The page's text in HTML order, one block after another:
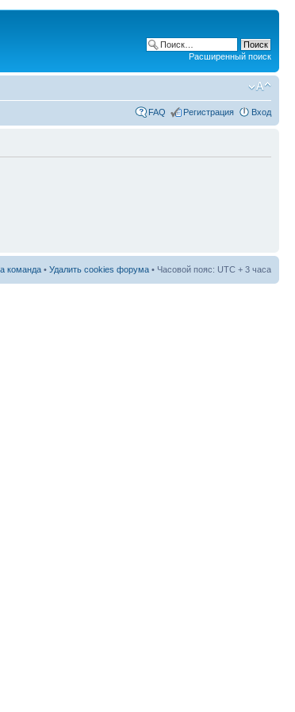
Расширенный поиск
FAQ Регистрация Вход
команда • Удалить cookies форума • Часовой пояс: UTC + 3 часа